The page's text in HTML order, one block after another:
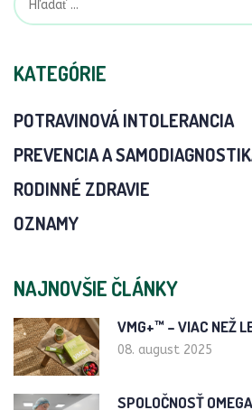
KATEGÓRIE
POTRAVINOVÁ INTOLERANCIA
PREVENCIA A
RODINNÉ ZDRAVIE
OZNAMY
NAJNOVŠIE ČLÁNKY
VMG+™ – VIAC NEŽ
08. august 2025
SPOLOČNOSŤ